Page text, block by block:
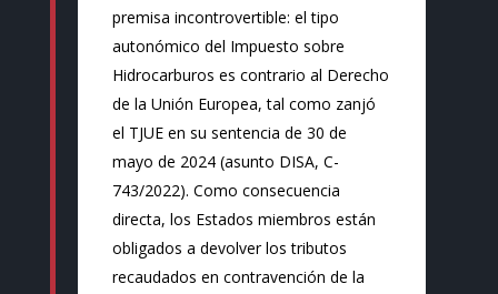
premisa incontrovertible: el tipo
autonómico del Impuesto sobre
Hidrocarburos es contrario al Derecho
de la Unión Europea, tal como zanjó
el TJUE en su sentencia de 30 de
mayo de 2024 (asunto DISA, C-
743/2022). Como consecuencia
directa, los Estados miembros están
obligados a devolver los tributos
recaudados en contravención de la